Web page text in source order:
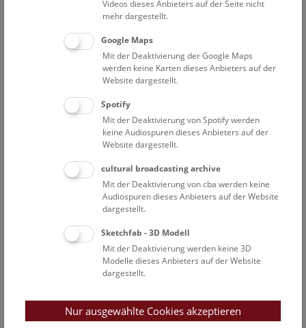
und Gestaltung von Ausstellungen in Roseldorf, welche
2015 konzentriert sich der Verein "Forum Platt" nunmehr
hauptsächlich auf die Platter Heimatgeschichte der letzten
400 Jahre, also primär jene Zeit, die auch mit schriftlichen
Quellen erfahrbar ist
Mit dem allmählichen Wegfall von Sponsoren und damit
verbunden dem Ende der jährlichen Ausgrabungen am
Sandberg im Jahr 2016, erschien eine Aufrechterhaltung
eines eigenen wissenschaftlichen Vereins über weitere Jahre
nicht mehr notwendig und sinnvoll. So wurde in einer
aufgrund der Statuten eigens einberufenen
außerordentlichen Generalversammlung, die freiwillige
Auflösung des Vereins „KELTENFORSCHUNG ROSELDORF
"Fürstensitz-Keltenstadt" Sandberg, NÖ" mit 11.03.2019
beschlossen. Die Finanzierung der weiteren Aufarbeitungen
des Fundmaterials erfolgt nun direkt über das NHM.
Videos dieses Anbieters auf der Seite nicht
mehr dargestellt.
Google Maps
Mit der Deaktivierung der Google Maps
werden keine Karten dieses Anbieters auf der
Website dargestellt.
Spotify
Mit der Deaktivierung von Spotify werden
keine Audiospuren dieses Anbieters auf der
Website dargestellt.
cultural broadcasting archive
Mit der Deaktivierung von cba werden keine
Audiospuren dieses Anbieters auf der Website
dargestellt.
Sketchfab - 3D Modell
Mit der Deaktivierung werden keine 3D
Modelle dieses Anbieters auf der Website
dargestellt.
Nur ausgewählte Cookies akzeptieren